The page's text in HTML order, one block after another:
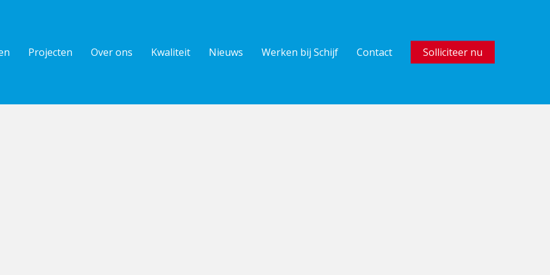
Projecten Over ons Kwaliteit Nieuws Werken bij Schijf Contact Solliciteer nu